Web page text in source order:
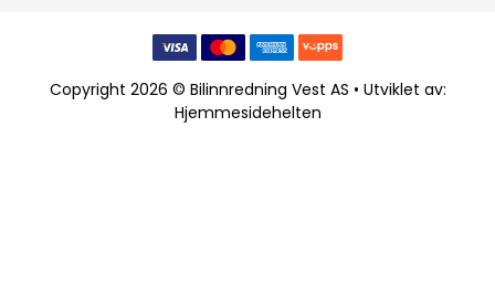
Copyright 2026 © Bilinnredning Vest AS • Utviklet av:
Hjemmesidehelten